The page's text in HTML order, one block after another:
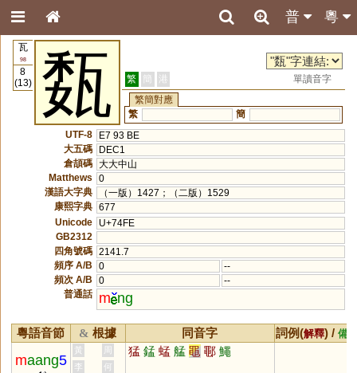
粵
普
瓦
98
8
(13)
瓾 繁 簡 港
單讀音字
繁簡對應
繁
簡
UTF-8
E7 93 BE
大五碼
DEC1
倉頡碼 大大中山
Matthews
0
漢語大字典
（一版）1427；（二版）1529
康熙字典 677
Unicode
U+74FE
GB2312
四角號碼 2141.7
頻序 A/B
0
--
頻次 A/B
0
--
普通話
m ng
粵語音節 & 根據 同音字 詞例(解釋) / 備
maang5
黃 周 猛 錳 蜢 艋 黽 鄳 鱦
李
何